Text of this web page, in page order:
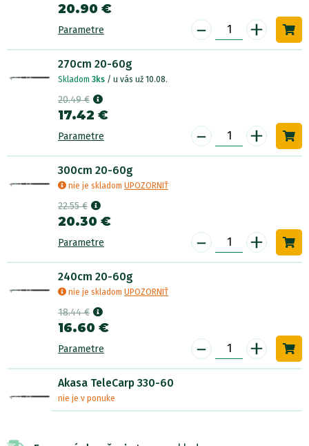
20.90 €
Parametre - +
270cm 20-60g
Skladom 3ks / u vás už 10.08.
20.49 €
17.42 €
Parametre - +
300cm 20-60g
nie je skladom UPOZORNIŤ
22.55 €
20.30 €
Parametre - +
240cm 20-60g
nie je skladom UPOZORNIŤ
18.44 €
16.60 €
Parametre - +
Akasa TeleCarp 330-60
nie je v ponuke